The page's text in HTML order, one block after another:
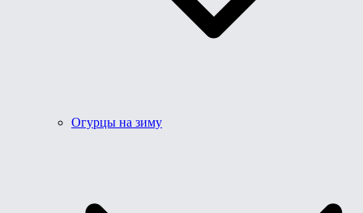
Огурцы на зиму